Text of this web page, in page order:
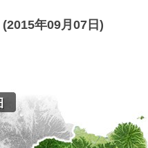
(2015年09月07日)